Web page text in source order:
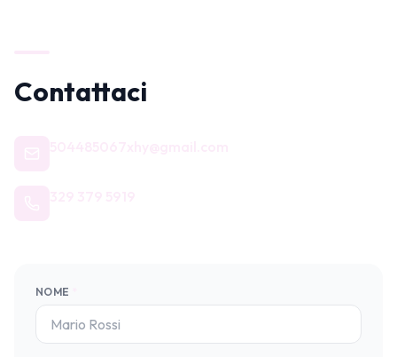
Contattaci
NOME